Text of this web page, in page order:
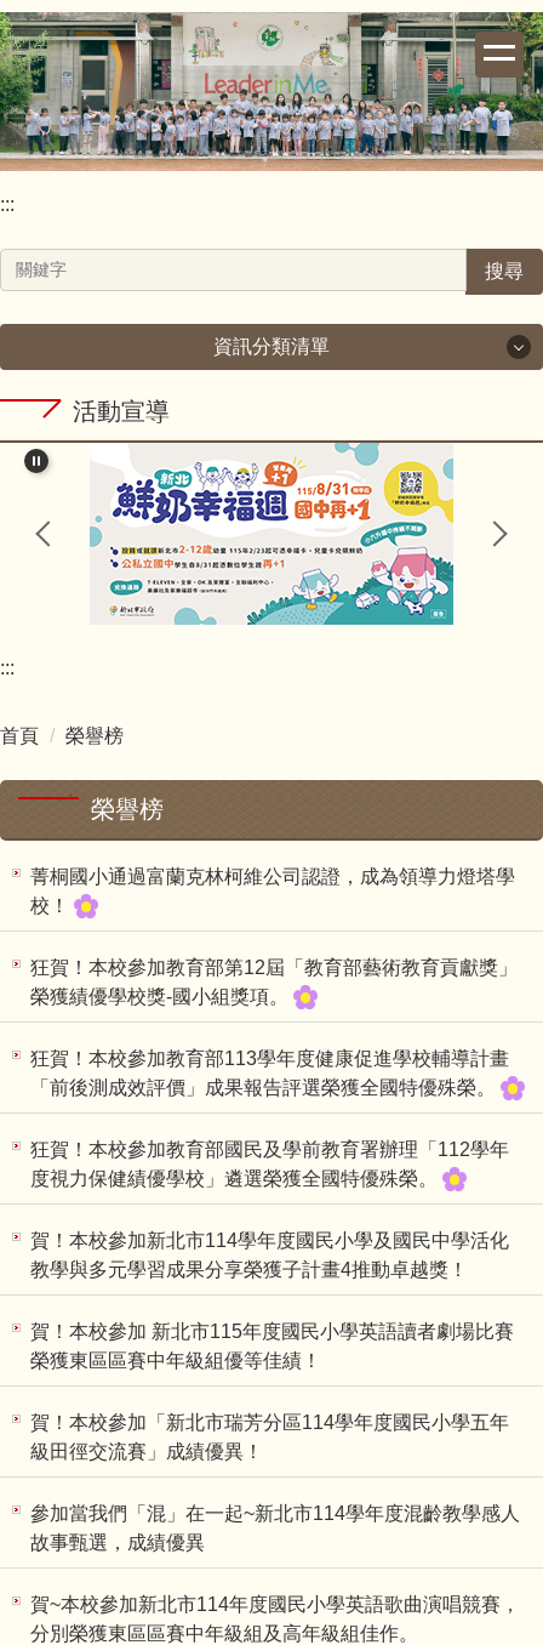
跳
到
主
要
內
容
:::
搜尋
資訊分類清單
校長室
總務處
輔導室
人事室
幼兒園
健康中心
國小部團隊
國小部母語專區
主題教育
教師專區
活動宣導
:::
首頁 榮譽榜
榮譽榜
菁桐國小通過富蘭克林柯維公司認證，成為領導力燈塔學
校！
狂賀！本校參加教育部第12屆「教育部藝術教育貢獻獎」
榮獲績優學校獎-國小組獎項。
狂賀！本校參加教育部113學年度健康促進學校輔導計畫
「前後測成效評價」成果報告評選榮獲全國特優殊榮。
狂賀！本校參加教育部國民及學前教育署辦理「112學年
度視力保健績優學校」遴選榮獲全國特優殊榮。
賀！本校參加新北市114學年度國民小學及國民中學活化
教學與多元學習成果分享榮獲子計畫4推動卓越獎！
賀！本校參加 新北市115年度國民小學英語讀者劇場比賽
榮獲東區區賽中年級組優等佳績！
賀！本校參加「新北市瑞芳分區114學年度國民小學五年
級田徑交流賽」成績優異！
參加當我們「混」在一起~新北市114學年度混齡教學感人
故事甄選，成績優異
賀~本校參加新北市114年度國民小學英語歌曲演唱競賽，
分別榮獲東區區賽中年級組及高年級組佳作。